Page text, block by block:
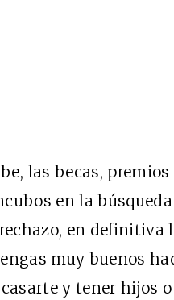
las becas,
en la
en definitiva
muy buenos
y tener hijos